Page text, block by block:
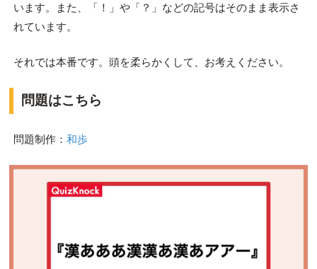
います。また、「！」や「？」などの記号はそのまま表示さ
れています。
それでは本番です。頭を柔らかくして、お考えください。
問題はこちら
問題制作： 和歩